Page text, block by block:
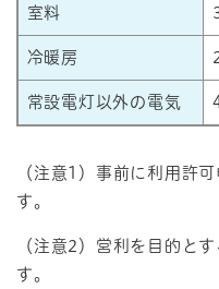
室料
冷暖房
常設電灯以外の電気
（注意1）事前に利用許
す。
（注意2）営利を目的と
す。